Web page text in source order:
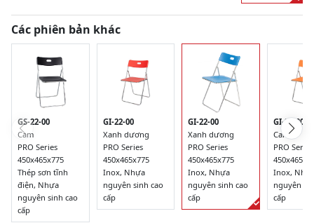
Các phiên bản khác
GS-22-00
Cam
PRO Series
450x465x775
Thép sơn tĩnh
điện, Nhựa
nguyên sinh cao
cấp
GI-22-00
Xanh dương
PRO Series
450x465x775
Inox, Nhựa
nguyên sinh cao
cấp
GI-22-00
Xanh dương
PRO Series
450x465x775
Inox, Nhựa
nguyên sinh cao
cấp
GI-22-00
Cam
PRO Series
Inox,
nguyên
cấp